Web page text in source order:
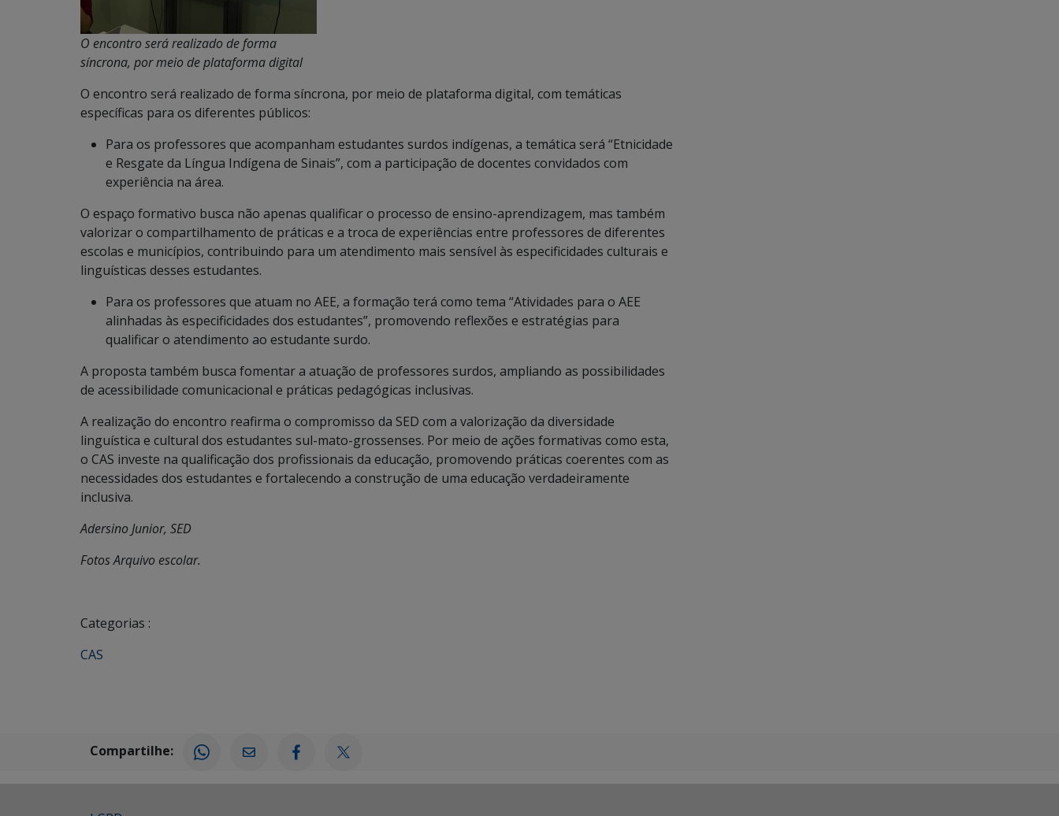
O encontro será realizado de forma
síncrona, por meio de plataforma digital
O encontro será realizado de forma síncrona, por meio de plataforma digital, com temáticas
específicas para os diferentes públicos:
Para os professores que acompanham estudantes surdos indígenas, a temática será “Etnicidade
e Resgate da Língua Indígena de Sinais”, com a participação de docentes convidados com
experiência na área.
O espaço formativo busca não apenas qualificar o processo de ensino-aprendizagem, mas também
valorizar o compartilhamento de práticas e a troca de experiências entre professores de diferentes
escolas e municípios, contribuindo para um atendimento mais sensível às especificidades culturais e
linguísticas desses estudantes.
Para os professores que atuam no AEE, a formação terá como tema “Atividades para o AEE
alinhadas às especificidades dos estudantes”, promovendo reflexões e estratégias para
qualificar o atendimento ao estudante surdo.
A proposta também busca fomentar a atuação de professores surdos, ampliando as possibilidades
de acessibilidade comunicacional e práticas pedagógicas inclusivas.
A realização do encontro reafirma o compromisso da SED com a valorização da diversidade
linguística e cultural dos estudantes sul-mato-grossenses. Por meio de ações formativas como esta,
o CAS investe na qualificação dos profissionais da educação, promovendo práticas coerentes com as
necessidades dos estudantes e fortalecendo a construção de uma educação verdadeiramente
inclusiva.
Adersino Junior, SED
Fotos Arquivo escolar.
Categorias :
CAS
Compartilhe: